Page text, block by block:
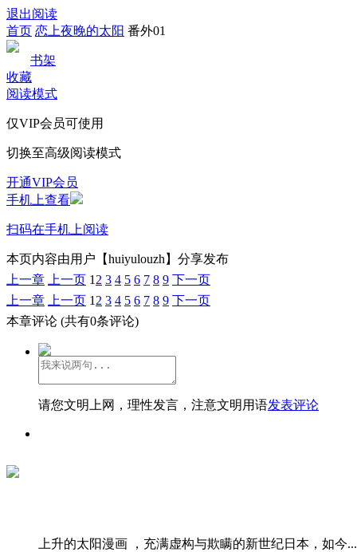
退出阅读
首页 恋上夜晚的太阳 番外01
书架
收藏
阅读模式
仅VIP会员可使用
切换至高级阅读模式
开通VIP会员
手机上查看
扫码在手机上阅读
本页内容由用户【huiyulouzh】分享发布
上一章
上一页 1 2 3 4 5 6 7 8 9 下一页
上一章
上一页 1 2 3 4 5 6 7 8 9 下一页
本章评论 (共有0条评论)
请您文明上网，理性发言，注意文明用语发表评论
上升的太阳漫画 ，充满虚构与欺瞒的新世纪日本，如今...